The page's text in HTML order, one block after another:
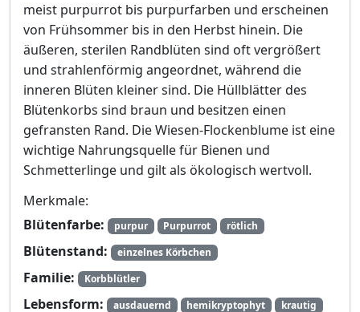
meist purpurrot bis purpurfarben und erscheinen
von Frühsommer bis in den Herbst hinein. Die
äußeren, sterilen Randblüten sind oft vergrößert
und strahlenförmig angeordnet, während die
inneren Blüten kleiner sind. Die Hüllblätter des
Blütenkorbs sind braun und besitzen einen
gefransten Rand. Die Wiesen-Flockenblume ist eine
wichtige Nahrungsquelle für Bienen und
Schmetterlinge und gilt als ökologisch wertvoll.
Merkmale:
Blütenfarbe:
purpur Purpurrot rötlich
Blütenstand: einzelnes Körbchen
Familie: Korbblütler
Lebensform: ausdauernd hemikryptophyt
krautig